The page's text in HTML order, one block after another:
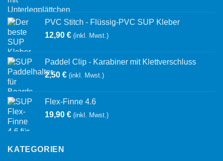
PVC Stitch - Flüssig-PVC SUP Kleber
12,90 € (inkl. Mwst.)
Paddel Clip - Karabiner mit Klettverschluss
2,50 € (inkl. Mwst.)
Flex-Finne 4.6
19,90 € (inkl. Mwst.)
KATEGORIEN